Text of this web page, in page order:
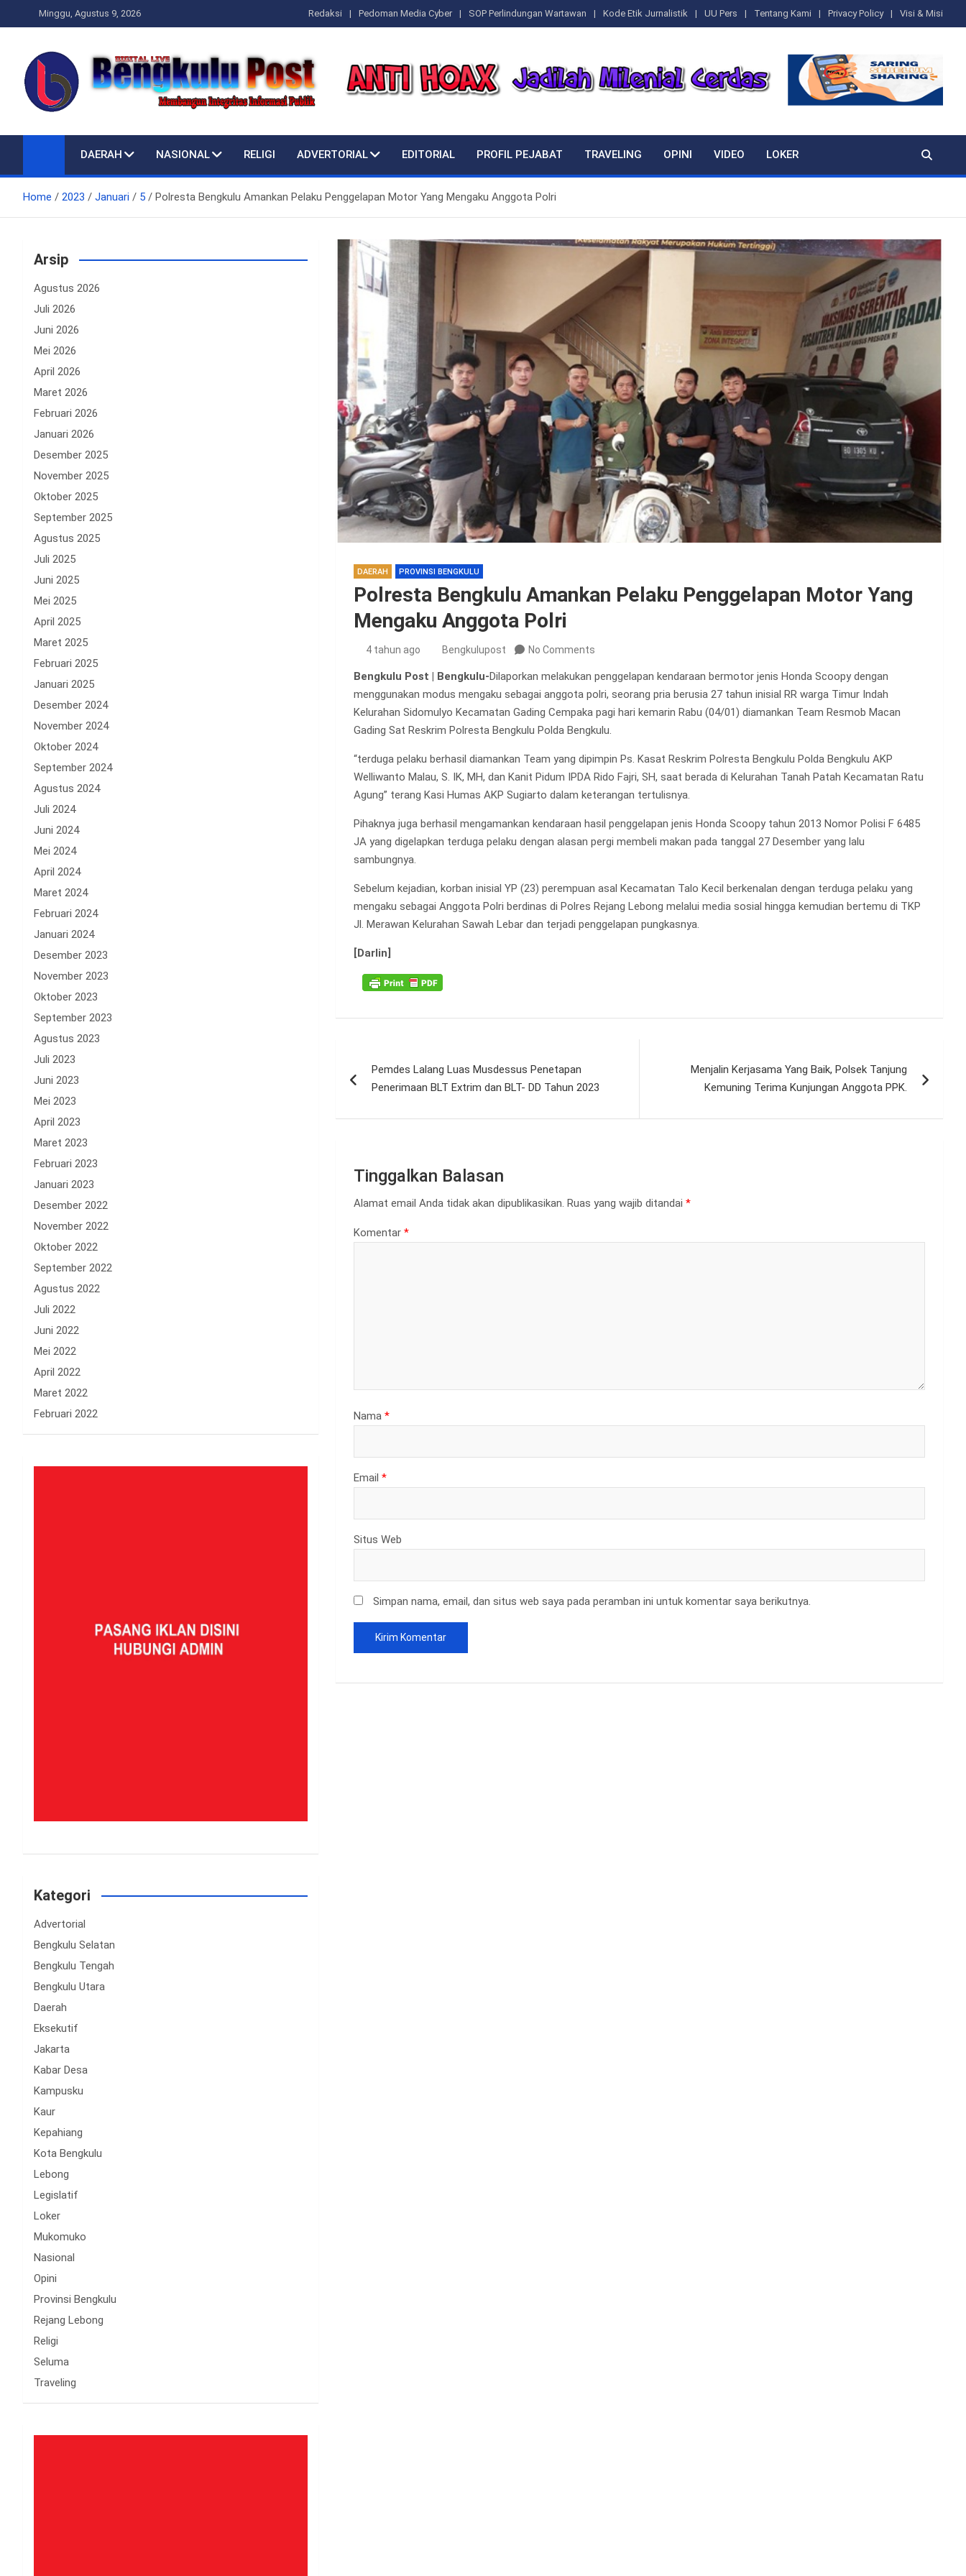
to
Minggu, Agustus 9, 2026 Redaksi Pedoman Media Cyber SOP Perlindungan Wartawan Kode Etik Jurnalistik UU Pers Tentang Kami Privacy Policy Visi & Misi
Bengkulupost.id
DAERAH NASIONAL RELIGI ADVERTORIAL EDITORIAL PROFIL PEJABAT TRAVELING OPINI VIDEO LOKER
Home 2023 Januari 5 Polresta Bengkulu Amankan Pelaku Penggelapan Motor Yang Mengaku Anggota Polri
DAERAH PROVINSI BENGKULU
Polresta Bengkulu Amankan Pelaku Penggelapan Motor Yang
Mengaku Anggota Polri
4 tahun ago Bengkulupost No Comments
Bengkulu Post | Bengkulu-Dilaporkan melakukan penggelapan kendaraan bermotor jenis Honda Scoopy dengan
menggunakan modus mengaku sebagai anggota polri, seorang pria berusia 27 tahun inisial RR warga Timur Indah
Kelurahan Sidomulyo Kecamatan Gading Cempaka pagi hari kemarin Rabu (04/01) diamankan Team Resmob Macan
Gading Sat Reskrim Polresta Bengkulu Polda Bengkulu.
“terduga pelaku berhasil diamankan Team yang dipimpin Ps. Kasat Reskrim Polresta Bengkulu Polda Bengkulu AKP
Welliwanto Malau, S. IK, MH, dan Kanit Pidum IPDA Rido Fajri, SH, saat berada di Kelurahan Tanah Patah Kecamatan Ratu
Agung” terang Kasi Humas AKP Sugiarto dalam keterangan tertulisnya.
Pihaknya juga berhasil mengamankan kendaraan hasil penggelapan jenis Honda Scoopy tahun 2013 Nomor Polisi F 6485
JA yang digelapkan terduga pelaku dengan alasan pergi membeli makan pada tanggal 27 Desember yang lalu
sambungnya.
Sebelum kejadian, korban inisial YP (23) perempuan asal Kecamatan Talo Kecil berkenalan dengan terduga pelaku yang
mengaku sebagai Anggota Polri berdinas di Polres Rejang Lebong melalui media sosial hingga kemudian bertemu di TKP
Jl. Merawan Kelurahan Sawah Lebar dan terjadi penggelapan pungkasnya.
[Darlin]
posPemdes Lalang Luas Musdessus Penetapan
Penerimaan BLT Extrim dan BLT- DD Tahun 2023
Menjalin Kerjasama Yang Baik, Polsek Tanjung
Kemuning Terima Kunjungan Anggota PPK.
Tinggalkan Balasan
Alamat email Anda tidak akan dipublikasikan. Ruas yang wajib ditandai *
Komentar *
Nama *
Email *
Situs Web
Simpan nama, email, dan situs web saya pada peramban ini untuk komentar saya berikutnya.
Arsip
Agustus 2026
Juli 2026
Juni 2026
Mei 2026
April 2026
Maret 2026
Februari 2026
Januari 2026
Desember 2025
November 2025
Oktober 2025
September 2025
Agustus 2025
Juli 2025
Juni 2025
Mei 2025
April 2025
Maret 2025
Februari 2025
Januari 2025
Desember 2024
November 2024
Oktober 2024
September 2024
Agustus 2024
Juli 2024
Juni 2024
Mei 2024
April 2024
Maret 2024
Februari 2024
Januari 2024
Desember 2023
November 2023
Oktober 2023
September 2023
Agustus 2023
Juli 2023
Juni 2023
Mei 2023
April 2023
Maret 2023
Februari 2023
Januari 2023
Desember 2022
November 2022
Oktober 2022
September 2022
Agustus 2022
Juli 2022
Juni 2022
Mei 2022
April 2022
Maret 2022
Februari 2022
Kategori
Advertorial
Bengkulu Selatan
Bengkulu Tengah
Bengkulu Utara
Daerah
Eksekutif
Jakarta
Kabar Desa
Kampusku
Kaur
Kepahiang
Kota Bengkulu
Lebong
Legislatif
Loker
Mukomuko
Nasional
Opini
Provinsi Bengkulu
Rejang Lebong
Religi
Seluma
Traveling